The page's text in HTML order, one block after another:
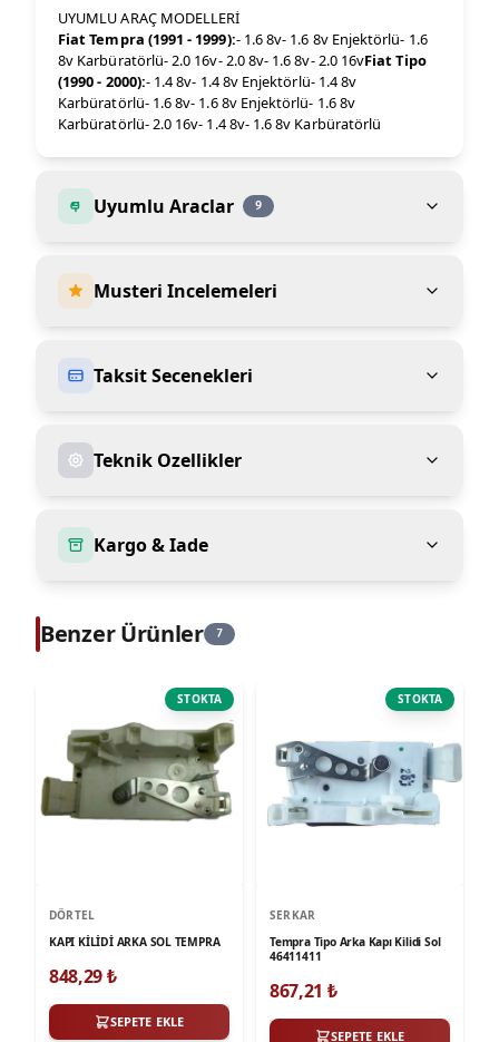
UYUMLU ARAÇ MODELLERİ
Fiat Tempra (1991 - 1999):- 1.6 8v- 1.6 8v Enjektörlü- 1.6
8v Karbüratörlü- 2.0 16v- 2.0 8v- 1.6 8v- 2.0 16vFiat Tipo
(1990 - 2000):- 1.4 8v- 1.4 8v Enjektörlü- 1.4 8v
Karbüratörlü- 1.6 8v- 1.6 8v Enjektörlü- 1.6 8v
Karbüratörlü- 2.0 16v- 1.4 8v- 1.6 8v Karbüratörlü
Uyumlu Araclar 9
Musteri Incelemeleri
Taksit Secenekleri
Teknik Ozellikler
Kargo & Iade
Benzer Ürünler 7
STOKTA
DÖRTEL
KAPI KİLİDİ ARKA SOL TEMPRA
848,29₺
SEPETE EKLE
STOKTA
SERKAR
Tempra Tipo Arka Kapı Kilidi Sol
46411411
867,21 ₺
SEPETE EKLE